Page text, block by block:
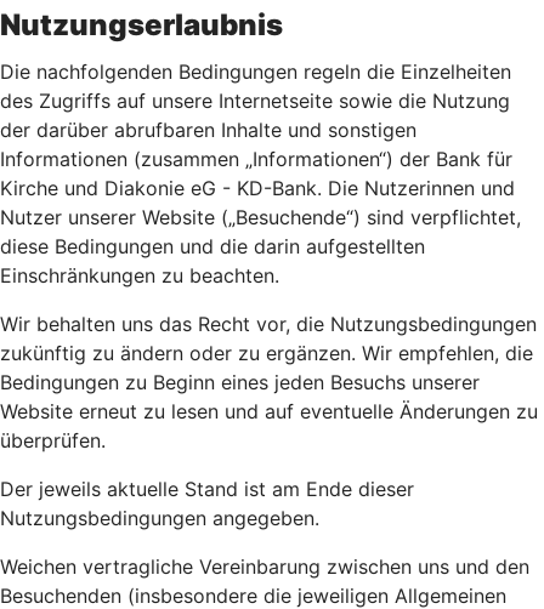
Nutzungserlaubnis
Die nachfolgenden Bedingungen regeln die Einzelheiten
des Zugriffs auf unsere Internetseite sowie die Nutzung
der darüber abrufbaren Inhalte und sonstigen
Informationen (zusammen „Informationen“) der Bank für
Kirche und Diakonie eG - KD-Bank. Die Nutzerinnen und
Nutzer unserer Website („Besuchende“) sind verpflichtet,
diese Bedingungen und die darin aufgestellten
Einschränkungen zu beachten.
Wir behalten uns das Recht vor, die Nutzungsbedingungen
zukünftig zu ändern oder zu ergänzen. Wir empfehlen, die
Bedingungen zu Beginn eines jeden Besuchs unserer
Website erneut zu lesen und auf eventuelle Änderungen zu
überprüfen.
Der jeweils aktuelle Stand ist am Ende dieser
Nutzungsbedingungen angegeben.
Weichen vertragliche Vereinbarung zwischen uns und den
Besuchenden (insbesondere die jeweiligen Allgemeinen